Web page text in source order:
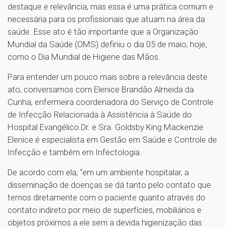
destaque e relevância, mas essa é uma prática comum e
necessária para os profissionais que atuam na área da
saúde. Esse ato é tão importante que a Organização
Mundial da Saúde (OMS) definiu o dia 05 de maio, hoje,
como o Dia Mundial de Higiene das Mãos.
Para entender um pouco mais sobre a relevância deste
ato, conversamos com Elenice Brandão Almeida da
Cunha, enfermeira coordenadora do Serviço de Controle
de Infecção Relacionada à Assistência à Saúde do
Hospital Evangélico Dr. e Sra. Goldsby King Mackenzie.
Elenice é especialista em Gestão em Saúde e Controle de
Infecção e também em Infectologia.
De acordo com ela, “em um ambiente hospitalar, a
disseminação de doenças se dá tanto pelo contato que
temos diretamente com o paciente quanto através do
contato indireto por meio de superfícies, mobiliários e
objetos próximos a ele sem a devida higienização das